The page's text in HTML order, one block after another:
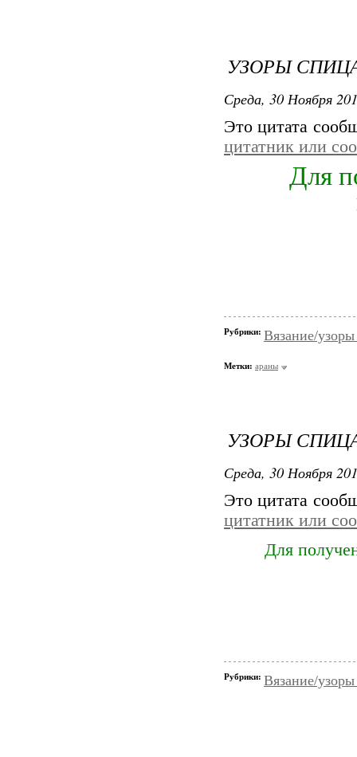
УЗОРЫ
Среда, 30 Ноября
Это цитата
цитатник или
Для
Рубрики: Вязание/
Метки: араны
УЗОРЫ
Среда, 30 Ноября
Это цитата
цитатник или
Для
Рубрики: Вязание/